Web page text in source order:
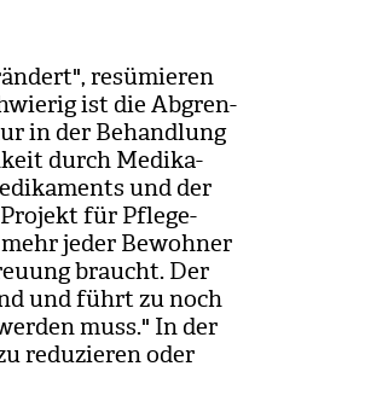
resü­mie­ren
ist die Abgren­
in der Behand­lung
durch Medi­ka­
und der
für Pfle­ge­
jeder Bewoh­ner
braucht. Der
und führt zu noch
muss." In der
redu­zie­ren oder